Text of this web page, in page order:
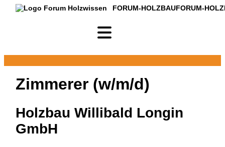
FORUM-HOLZBAUFORUM-
Zimmerer (w/m/d)
Holzbau Willibald Longin
GmbH